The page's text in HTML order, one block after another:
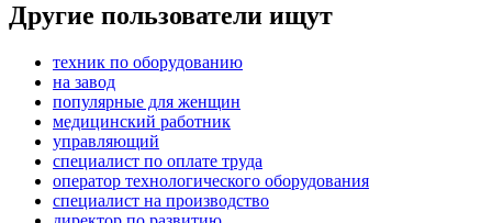
Другие пользователи ищут
техник по оборудованию
на завод
популярные для женщин
медицинский работник
управляющий
специалист по оплате труда
оператор технологического оборудования
специалист на производство